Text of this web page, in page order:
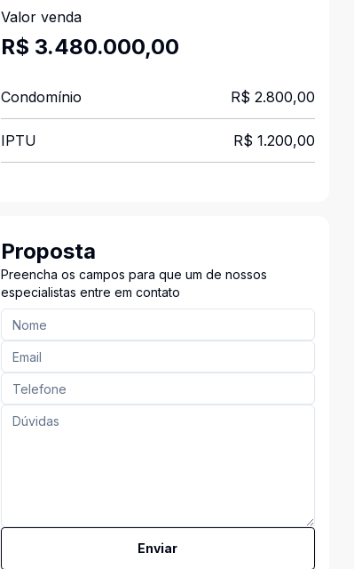
Valor venda
R$ 3.480.000,00
Condomínio R$ 2.800,00
IPTU R$ 1.200,00
Proposta
Preencha os campos para que um de nossos
especialistas entre em contato
Enviar